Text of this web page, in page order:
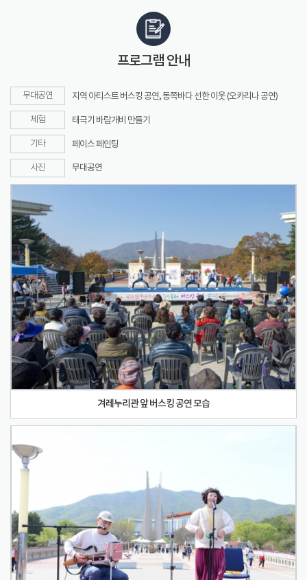
프로그램 안내
무대공연 지역 아티스트 버스킹 공연, 동쪽바다 선한 이웃 (오카리나 공연)
체험 태극기 바람개비 만들기
기타 페이스 페인팅
사진 무대공연
겨레누리관 앞 버스킹 공연 모습